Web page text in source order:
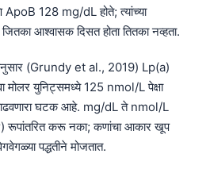
128 mg/dL होते; त्यांच्या
आश्वासक दिसत होता तितका नव्हता.
(Grundy et al., 2019) Lp(a)
मोलर युनिट्समध्ये 125 nmol/L पेक्षा
घटक आहे. mg/dL ते nmol/L
रूपांतरित करू नका; कणांचा आकार खूप
पद्धतीने मोजतात.